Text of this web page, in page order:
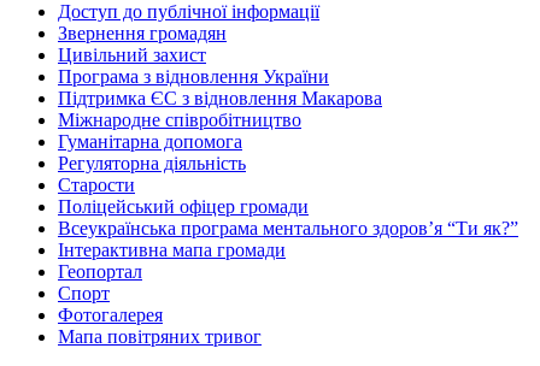
Доступ до публічної інформації
Звернення громадян
Цивільний захист
Програма з відновлення України
Підтримка ЄС з відновлення Макарова
Міжнародне співробітництво
Гуманітарна допомога
Регуляторна діяльність
Старости
Поліцейський офіцер громади
Всеукраїнська програма ментального здоров’я “Ти як?”
Інтерактивна мапа громади
Геопортал
Спорт
Фотогалерея
Мапа повітряних тривог